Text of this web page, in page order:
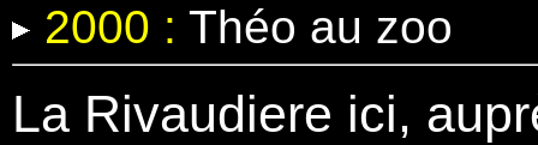
2000 : Théo au zoo
La Rivaudiere ici,